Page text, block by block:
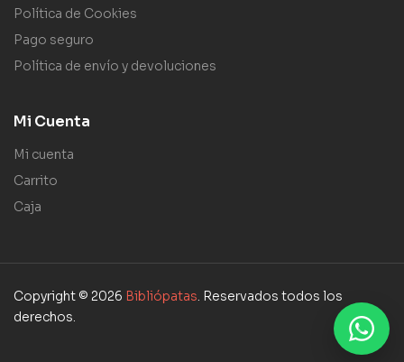
Política de Cookies
Pago seguro
Política de envío y devoluciones
Mi Cuenta
Mi cuenta
Carrito
Caja
Copyright © 2026 Bibliópatas. Reservados todos los
derechos.